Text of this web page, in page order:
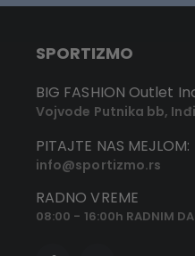
SPORTIZMO
BIG FASHION Outlet
Vojvode Putnika bb,
PITAJTE NAS MEJLOM:
info@sportizmo.rs
RADNO VREME
08:00 - 16:00h RADNIM